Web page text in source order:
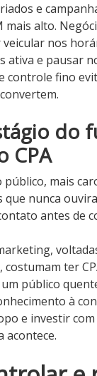
e
mais alto.
nos
ativa e pausar
controle fino
do
CPA
mais
que nunca
antes de
ter
público
à
e investir
acontece.